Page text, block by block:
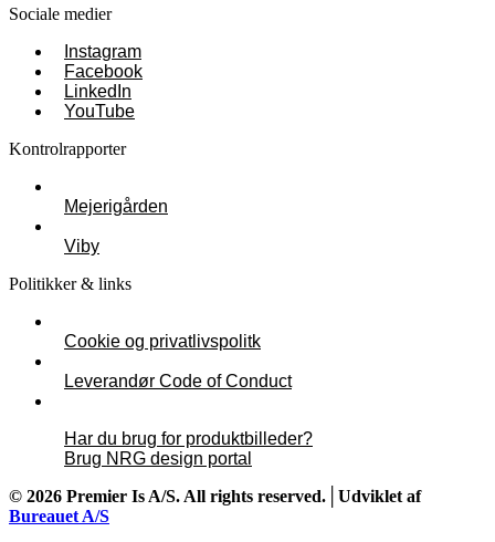
Sociale medier
Instagram
Facebook
LinkedIn
YouTube
Kontrolrapporter
Mejerigården
Viby
Politikker & links
Cookie og privatlivspolitk
Leverandør Code of Conduct
Har du brug for produktbilleder?
Brug NRG design portal
© 2026 Premier Is A/S. All rights reserved.│Udviklet af
Bureauet A/S